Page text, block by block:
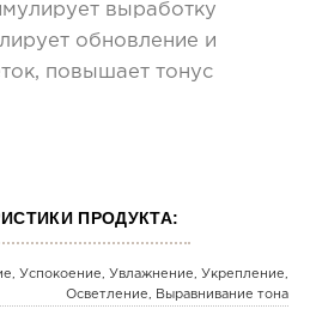
выработку
обновление и
повышает тонус
ПРОДУКТА:
Успокоение, Увлажнение, Укрепление,
Осветление, Выравнивание тона